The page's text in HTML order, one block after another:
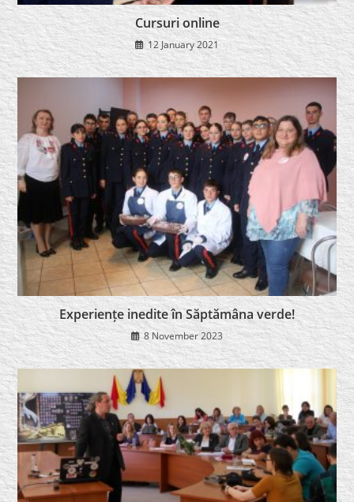
Cursuri online
12 January 2021
Experiențe inedite în Săptămâna verde!
8 November 2023